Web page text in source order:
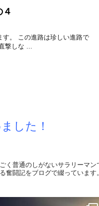
す。 この進路は珍しい進路で
撃しな ...
した！
く普通のしがないサラリーマン
奮闘記をブログで綴っています